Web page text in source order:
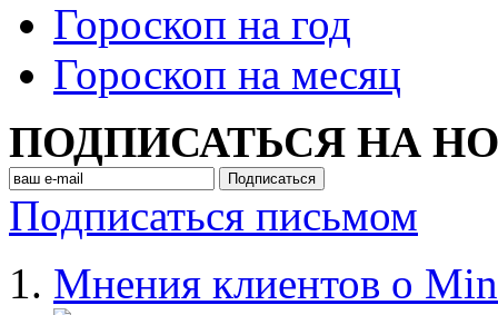
Гороскоп на год
Гороскоп на месяц
ПОДПИСАТЬСЯ НА
Подписаться письмом
Мнения клиентов о